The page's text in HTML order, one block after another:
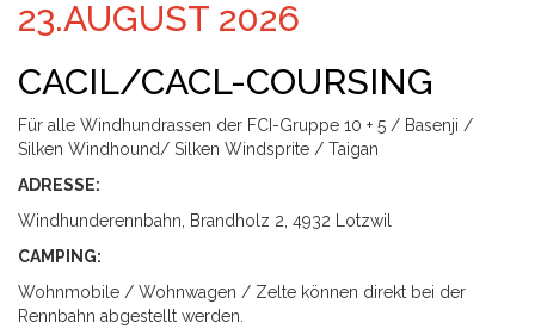
23.AUGUST 2026
CACIL/CACL-COURSING
Für alle Windhundrassen der FCI-Gruppe 10 + 5 / Basenji /
Silken Windhound/ Silken Windsprite / Taigan
ADRESSE:
Windhunderennbahn, Brandholz 2, 4932 Lotzwil
CAMPING:
Wohnmobile / Wohnwagen / Zelte können direkt bei der
Rennbahn abgestellt werden.